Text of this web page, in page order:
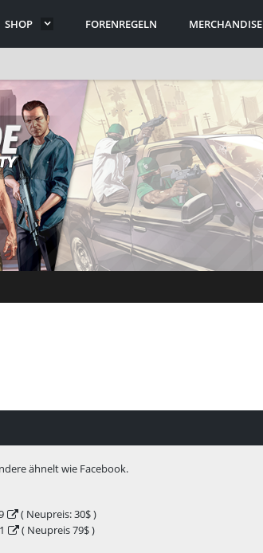
SHOP FORENREGELN MERCHANDISE
ähnelt wie Facebook.
( Neupreis: 30$ )
( Neupreis 79$ )